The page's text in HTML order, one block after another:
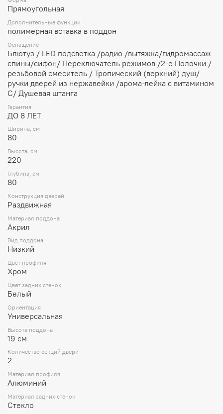
Также мы можем предлжить дополнительное оборудование,
не входящее в стандартный комплект:
- термостатический смеситель;
- налив воды (доустанавливается с новым смесителем);
- 12V насос для отведения канализации (необходим, если
канализационная труба расположена выше допустимого
уровня);
- стул из плексиглаза;
- фен для тела (исползуется как воздушное полотенце; нагрев
кабины перед использованием в неотапливаемом помещении;
сушка животных);
- турецкая баня (парогенератор).
Прямоугольная
Дополнительные функции
полимерная вставка в поддон
Оснащение
Блютуз / LED подсветка /радио /вытяжка/гидромассаж
спины/сифон/ Переключатель режимов /2-е Полочки /
резьбовой смеситель / Тропический (верхний) душ/
ручки дверей из нержавейки /арома-лейка с витамином
С/ Душевая штанга
Гарантия
ДО 8 ЛЕТ
Ширина, см
80
Высота, см
220
Глубина, см
80
Конструкция дверей
Раздвижная
Материал поддона
Акрил
Вид поддона
Низкий
Цвет профиля
Хром
Цвет задних стенок
Белый
Ориентация
Универсальная
Высота поддона
19 см
Количество секций двери
2
Материал профиля
Алюминий
Материал задних стенок
Стекло